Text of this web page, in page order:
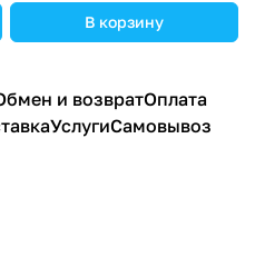
В корзину
и возвратОплата
УслугиСамовывоз